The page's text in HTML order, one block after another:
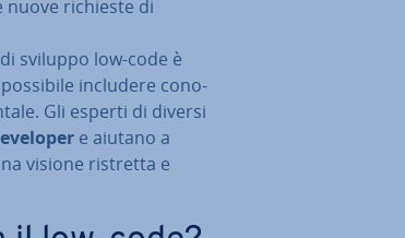
nuove richieste di
sviluppo low-code è
includere co­no­
Gli esperti di diversi
e aiutano a
visione ristretta e